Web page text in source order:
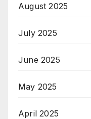
August 2025
July 2025
June 2025
May 2025
April 2025